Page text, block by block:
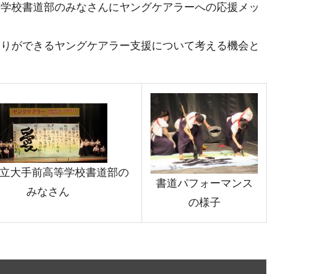
校書道部のみなさんにヤングケアラーへの応援メッ
ができるヤングケアラー支援について考える機会と
大手前高等学校書道部の
みなさん
書道パフォーマンス
の様子